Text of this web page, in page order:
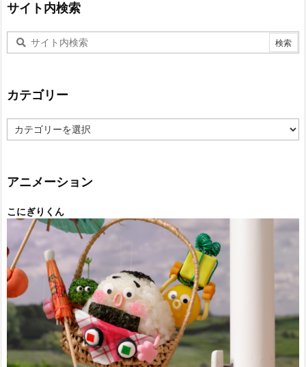
サイト内検索
カテゴリー
テ
ー
アニメーション
こにぎりくん